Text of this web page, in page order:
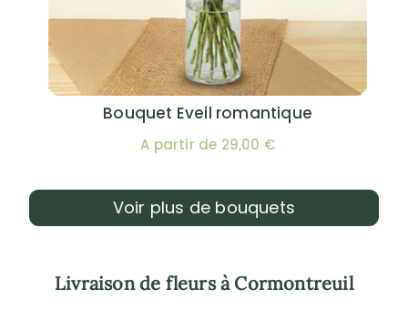
Bouquet Eveil romantique
A partir de 29,00 €
Voir plus de bouquets
Livraison de fleurs à Cormontreuil